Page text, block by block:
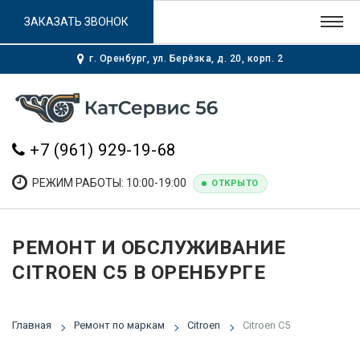
г. Оренбург, ул. Берёзка, д. 20, корп. 2
+7 (961) 929-19-68
РЕЖИМ РАБОТЫ: 10:00-19:00 ОТКРЫТО
ЗАКАЗАТЬ ЗВОНОК
РЕМОНТ И ОБСЛУЖИВАНИЕ
CITROEN C5 В ОРЕНБУРГЕ
Главная Ремонт по маркам Citroen Citroen C5